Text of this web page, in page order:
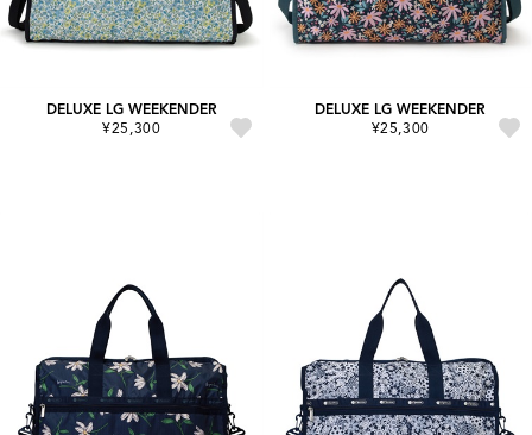
DELUXE LG WEEKENDER
¥25,300
DELUXE LG WEEKENDER
¥25,300